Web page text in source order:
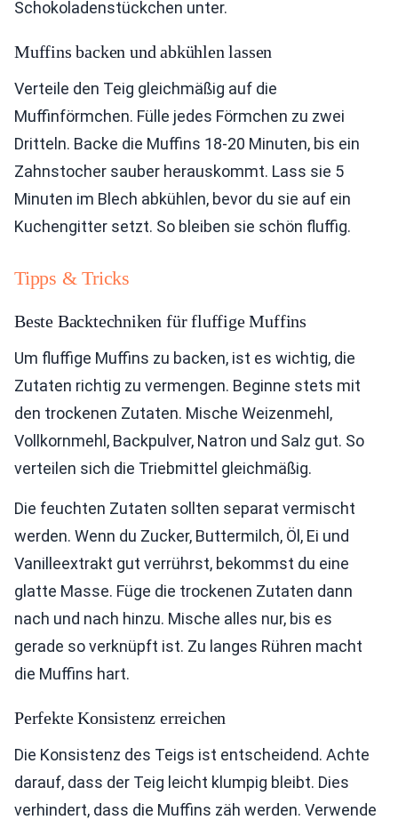
Schokoladenstückchen unter.
Muffins backen und abkühlen lassen
Verteile den Teig gleichmäßig auf die
Muffinförmchen. Fülle jedes Förmchen zu zwei
Dritteln. Backe die Muffins 18-20 Minuten, bis ein
Zahnstocher sauber herauskommt. Lass sie 5
Minuten im Blech abkühlen, bevor du sie auf ein
Kuchengitter setzt. So bleiben sie schön fluffig.
Tipps & Tricks
Beste Backtechniken für fluffige Muffins
Um fluffige Muffins zu backen, ist es wichtig, die
Zutaten richtig zu vermengen. Beginne stets mit
den trockenen Zutaten. Mische Weizenmehl,
Vollkornmehl, Backpulver, Natron und Salz gut. So
verteilen sich die Triebmittel gleichmäßig.
Die feuchten Zutaten sollten separat vermischt
werden. Wenn du Zucker, Buttermilch, Öl, Ei und
Vanilleextrakt gut verrührst, bekommst du eine
glatte Masse. Füge die trockenen Zutaten dann
nach und nach hinzu. Mische alles nur, bis es
gerade so verknüpft ist. Zu langes Rühren macht
die Muffins hart.
Perfekte Konsistenz erreichen
Die Konsistenz des Teigs ist entscheidend. Achte
darauf, dass der Teig leicht klumpig bleibt. Dies
verhindert, dass die Muffins zäh werden. Verwende